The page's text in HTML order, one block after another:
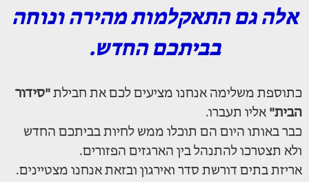
אלה גם התאקלמות מהירה ונוחה
בביתכם החדש.
כתוספת משלימה אנחנו מציעים לכם את חבילת "סידור
הבית" אליו תעברו.
כבר באותו היום הם תוכלו ממש לחיות בביתכם החדש
ולא תצטרכו להתנהל בין הארגזים הפזורים.
אריזת בתים דורשת סדר ואירגון ובזאת אנחנו מצטיינים.